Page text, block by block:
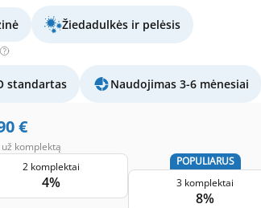
Žiedadulkės ir pelėsis
standartas Naudojimas 3-6 mėnesiai
€
už komplektą
2 komplektai
4%
POPULIARUS
3 komplektai
8%